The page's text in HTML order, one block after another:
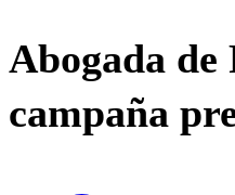
Abogada
campaña